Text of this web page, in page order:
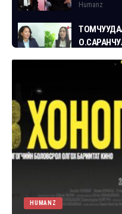
Humanz
Humanz
Humanz
Humanz
HUMANZ